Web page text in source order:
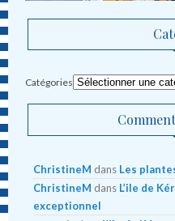
Catégories
ChristineM dans Les
ChristineM dans L’ile de
exceptionnel